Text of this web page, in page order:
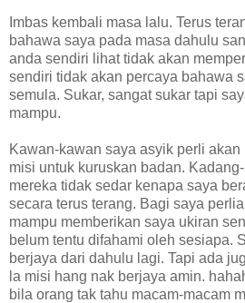
Imbas kembali masa lalu. Terus
bahawa saya pada masa dahulu
anda sendiri lihat tidak akan
sendiri tidak akan percaya bahawa
semula. Sukar, sangat sukar tapi
mampu.
Kawan-kawan saya asyik perli akan
misi untuk kuruskan badan.
mereka tidak sedar kenapa saya
secara terus terang. Bagi saya
mampu memberikan saya ukiran
belum tentu difahami oleh sesiapa.
berjaya dari dahulu lagi. Tapi ada
la misi hang nak berjaya amin.
bila orang tak tahu macam-macam